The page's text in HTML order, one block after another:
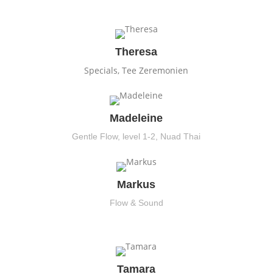
Theresa
Specials, Tee Zeremonien
Madeleine
Gentle Flow, level 1-2, Nuad Thai
Markus
Flow & Sound
Tamara